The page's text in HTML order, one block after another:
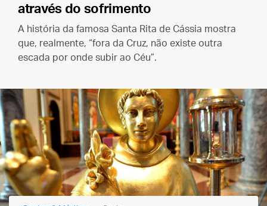
através do sofrimento
A história da famosa Santa Rita de Cássia mostra
que, realmente, “fora da Cruz, não existe outra
escada por onde subir ao Céu”.